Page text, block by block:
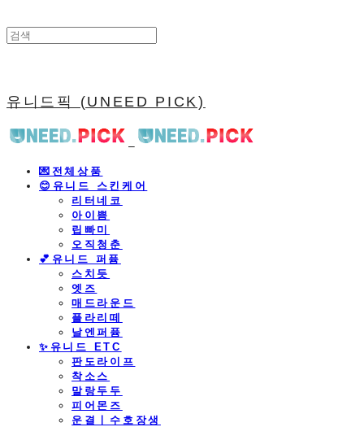
유니드픽 (UNEED PICK)
💌전체상품
😊유니드 스킨케어
리터네코
아이쁨
립빠미
오직청춘
💕유니드 퍼퓸
스치듯
엣즈
매드라운드
플라리떼
날엔퍼퓸
​✨유니드 ETC
판도라이프
착소스
말랑두두
피어몬즈
운결ㅣ수호장생